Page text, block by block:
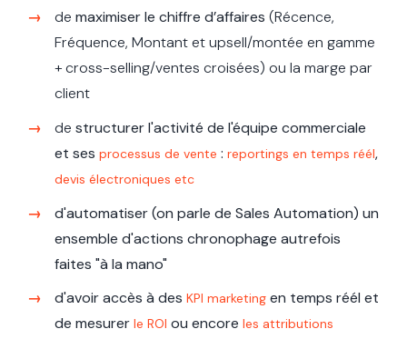
de maximiser le chiffre d’affaires (Récence,
Fréquence, Montant et upsell/montée en gamme
+ cross-selling/ventes croisées) ou la marge par
client
de structurer l'activité de l'équipe commerciale
et ses processus de vente : reportings en temps réél,
devis électroniques etc
d'automatiser (on parle de Sales Automation) un
ensemble d'actions chronophage autrefois
faites "à la mano"
d'avoir accès à des KPI marketing en temps réél et
de mesurer le ROI ou encore les attributions